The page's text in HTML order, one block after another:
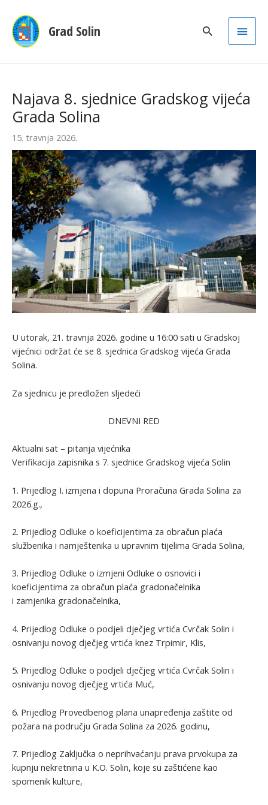
Grad Solin
Main
Najava 8. sjednice Gradskog vijeća
Grada Solina
15. travnja 2026.
U utorak, 21. travnja 2026. godine u 16:00 sati u Gradskoj
vijećnici održat će se 8. sjednica Gradskog vijeća Grada
Solina.
Za sjednicu je predložen sljedeći
DNEVNI RED
Aktualni sat – pitanja vijećnika
Verifikacija zapisnika s 7. sjednice Gradskog vijeća Solin
1. Prijedlog I. izmjena i dopuna Proračuna Grada Solina za
2026.g.,
2. Prijedlog Odluke o koeficijentima za obračun plaća
službenika i namještenika u upravnim tijelima Grada Solina,
3. Prijedlog Odluke o izmjeni Odluke o osnovici i
koeficijentima za obračun plaća gradonačelnika
i zamjenika gradonačelnika,
4. Prijedlog Odluke o podjeli dječjeg vrtića Cvrčak Solin i
osnivanju novog dječjeg vrtića knez Trpimir, Klis,
5. Prijedlog Odluke o podjeli dječjeg vrtića Cvrčak Solin i
osnivanju novog dječjeg vrtića Muć,
6. Prijedlog Provedbenog plana unapređenja zaštite od
požara na području Grada Solina za 2026. godinu,
7. Prijedlog Zaključka o neprihvaćanju prava prvokupa za
kupnju nekretnina u K.O. Solin, koje su zaštićene kao
spomenik kulture,